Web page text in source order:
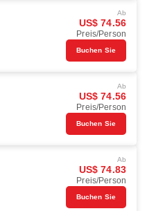
Ab
US$ 74.56
Preis/Person
Buchen Sie
Ab
US$ 74.56
Preis/Person
Buchen Sie
Ab
US$ 74.83
Preis/Person
Buchen Sie